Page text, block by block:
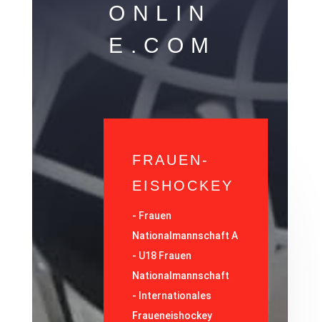
ONLIN
E.COM
FRAUEN-
EISHOCKEY
- Frauen
Nationalmannschaft A
- U18 Frauen
Nationalmannschaft
- Internationales
Fraueneishockey